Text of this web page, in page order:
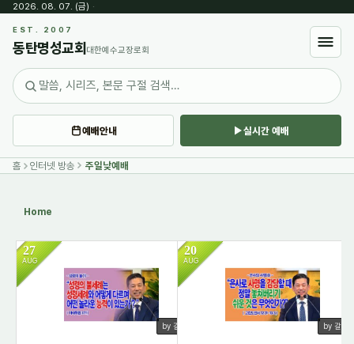
2026. 08. 07. (금) ·
EST. 2007
동탄명성교회 대한예수교장로회
예배안내 실시간 예배
홈 인터넷 방송 주일낮예배
Home
27
AUG
by 갈렙
3096
20
AUG
by 갈렙
2514
Sketchbook5, 스케치북5
Sketchbook5, 스케치북5